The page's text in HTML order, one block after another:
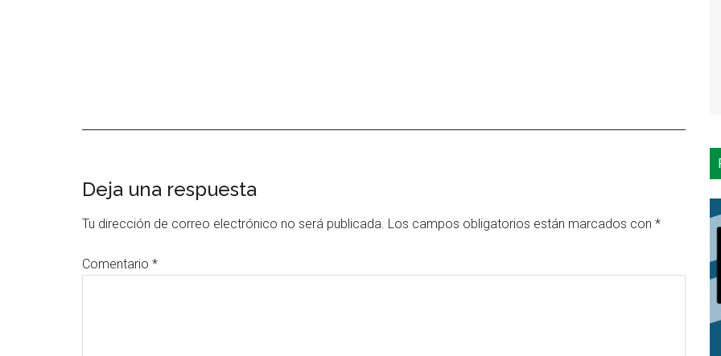
Interacciones
con
lectores
Deja una respuesta
Tu dirección de correo electrónico no será publicada. Los campos obligatorios están marcados con *
Comentario *